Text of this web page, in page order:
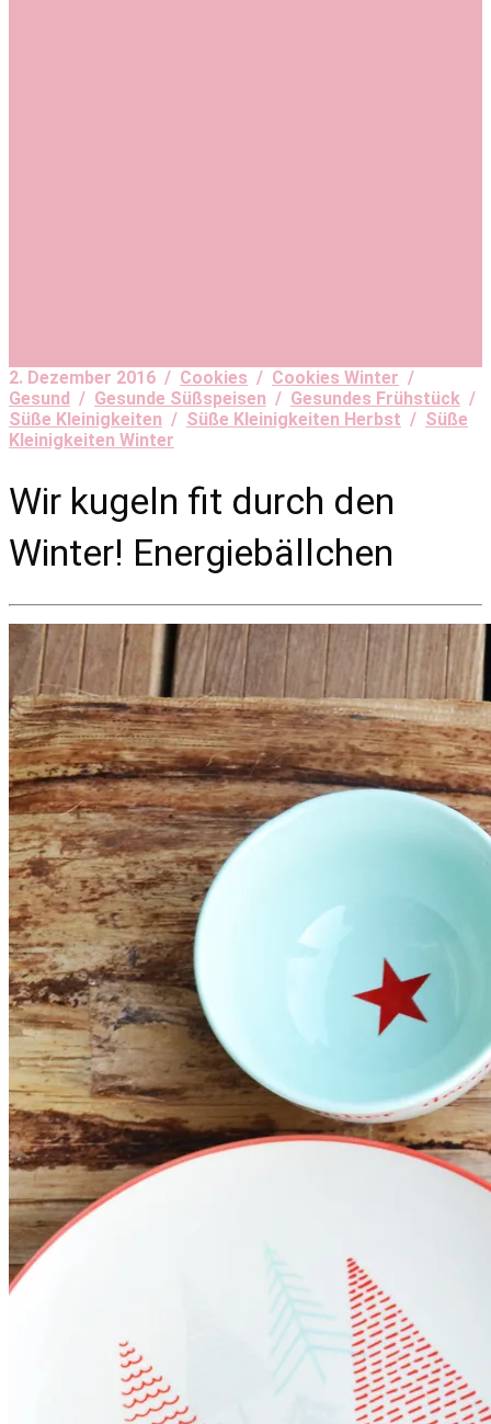
2. Dezember 2016 / Cookies / Cookies Winter /
Gesund / Gesunde Süßspeisen / Gesundes Frühstück /
Süße Kleinigkeiten / Süße Kleinigkeiten Herbst / Süße
Kleinigkeiten Winter
Wir kugeln fit durch den
Winter! Energiebällchen